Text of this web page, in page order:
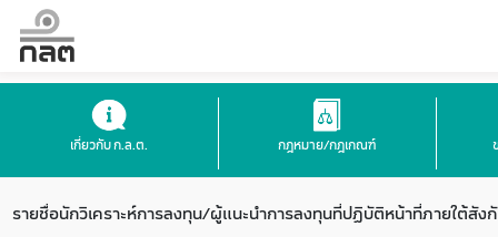
เกี่ยวกับ ก.ล.ต. กฎหมาย/กฎเกณฑ์
รายชื่อนักวิเคราะห์การลงทุน/ผู้แนะนำการลงทุนที่ปฏิบัติหน้าที่ภายใต้สัง